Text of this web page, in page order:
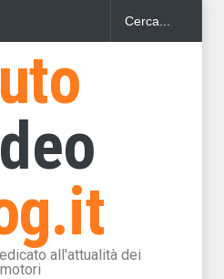
all'attualità dei
motori